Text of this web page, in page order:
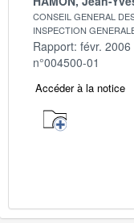
CONSEIL GENERAL
INSPECTION
Rapport: févr. 2006
n°004500-01
Accéder à la notice